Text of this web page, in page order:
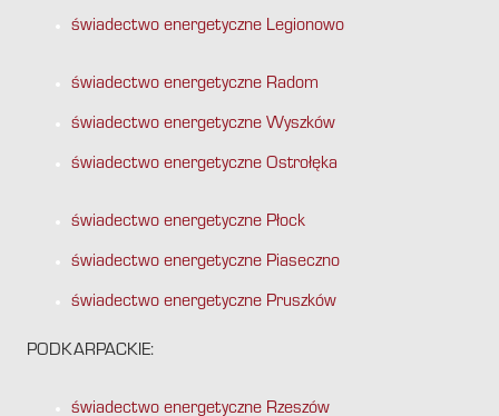
świadectwo energetyczne Legionowo
świadectwo energetyczne Radom
świadectwo energetyczne Wyszków
świadectwo energetyczne Ostrołęka
świadectwo energetyczne Płock
świadectwo energetyczne Piaseczno
świadectwo energetyczne Pruszków
PODKARPACKIE:
świadectwo energetyczne Rzeszów